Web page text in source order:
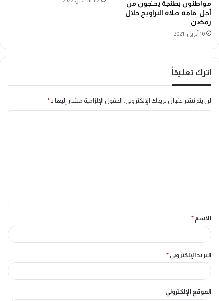
مواطنون بطنجة يحتجون من
أجل إقامة صلاة التراويح خلال
رمضان
10 أبريل، 2021
اترك تعليقاً
لن يتم نشر عنوان بريدك الإلكتروني. الحقول الإلزامية مشار إليها بـ*
ق
*
الاسم *
البريد الإلكتروني *
الموقع الإلكتروني